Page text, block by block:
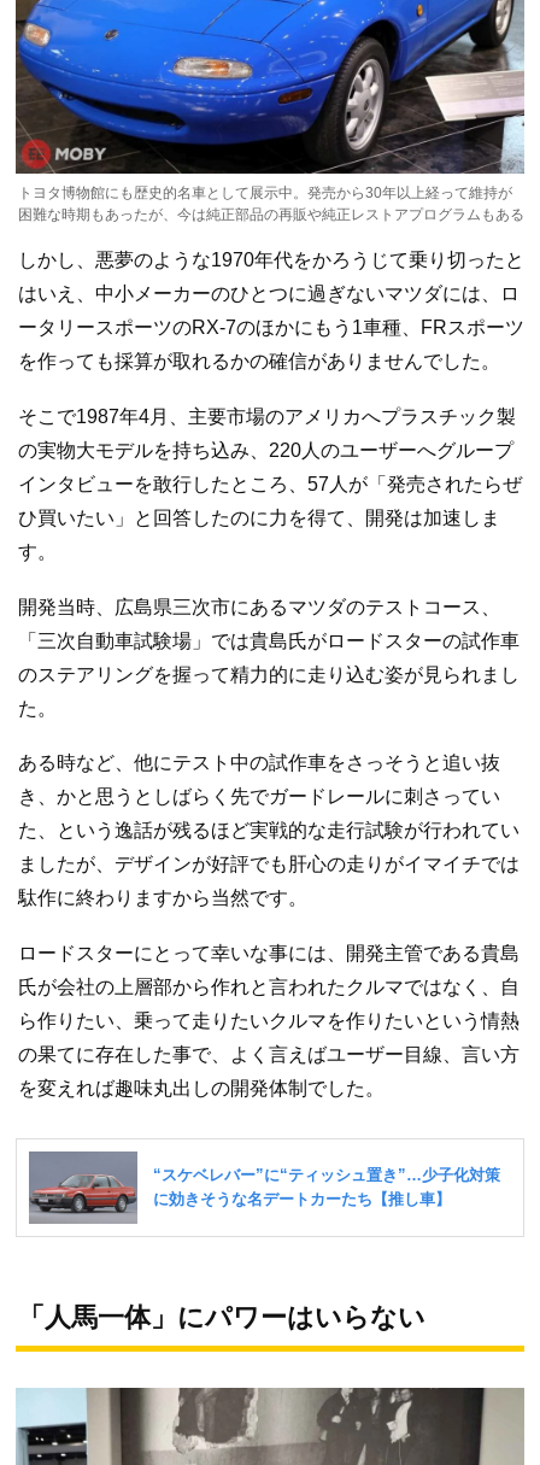
トヨタ博物館にも歴史的名車として展示中。発売から30年以上経って維持が
困難な時期もあったが、今は純正部品の再販や純正レストアプログラムもある
しかし、悪夢のような1970年代をかろうじて乗り切ったと
はいえ、中小メーカーのひとつに過ぎないマツダには、ロ
ータリースポーツのRX-7のほかにもう1車種、FRスポーツ
を作っても採算が取れるかの確信がありませんでした。
そこで1987年4月、主要市場のアメリカへプラスチック製
の実物大モデルを持ち込み、220人のユーザーへグループ
インタビューを敢行したところ、57人が「発売されたらぜ
ひ買いたい」と回答したのに力を得て、開発は加速しま
す。
開発当時、広島県三次市にあるマツダのテストコース、
「三次自動車試験場」では貴島氏がロードスターの試作車
のステアリングを握って精力的に走り込む姿が見られまし
た。
ある時など、他にテスト中の試作車をさっそうと追い抜
き、かと思うとしばらく先でガードレールに刺さってい
た、という逸話が残るほど実戦的な走行試験が行われてい
ましたが、デザインが好評でも肝心の走りがイマイチでは
駄作に終わりますから当然です。
ロードスターにとって幸いな事には、開発主管である貴島
氏が会社の上層部から作れと言われたクルマではなく、自
ら作りたい、乗って走りたいクルマを作りたいという情熱
の果てに存在した事で、よく言えばユーザー目線、言い方
を変えれば趣味丸出しの開発体制でした。
「人馬一体」にパワーはいらない